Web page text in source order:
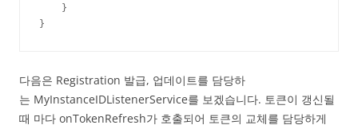
    }
}
다음은 Registration 발급, 업데이트를 담당하
는 MyInstanceIDListenerService를 보겠습니다. 토큰이 갱신될
때 마다 onTokenRefresh가 호출되어 토큰의 교체를 담당하게